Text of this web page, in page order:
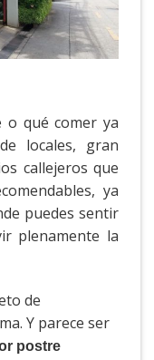
o qué comer ya
locales, gran
callejeros que
ya
puedes sentir
plenamente la
de
Y parece ser
postre